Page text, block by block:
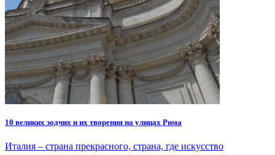
10 великих зодчих и их творения на улицах Рима
Италия – страна прекрасного, страна, где искусство